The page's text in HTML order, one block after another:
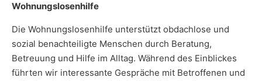
Wohnungslosenhilfe
Die Wohnungslosenhilfe unterstützt obdachlose und
sozial benachteiligte Menschen durch Beratung,
Betreuung und Hilfe im Alltag. Während des Einblickes
führten wir interessante Gespräche mit Betroffenen und